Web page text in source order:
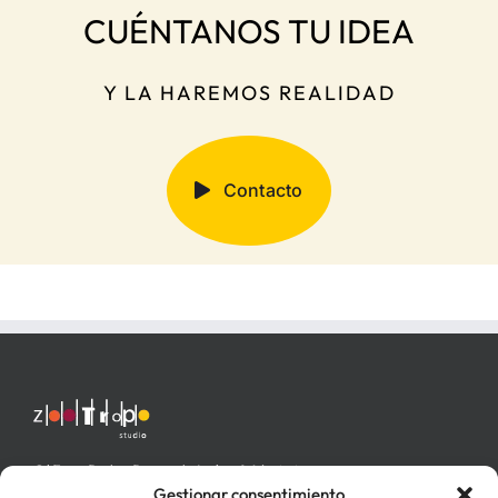
CUÉNTANOS TU IDEA
Y LA HAREMOS REALIDAD
Contacto
C/ Fray Pedro Ponce de León nº 4 bajo izq.